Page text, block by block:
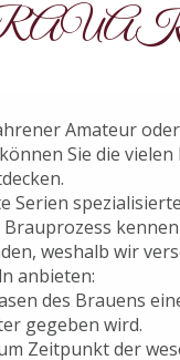
Amateur
Sie die
Serien
weshalb wir
anbieten:
des Brauens
gegeben wird.
Zeitpunkt der